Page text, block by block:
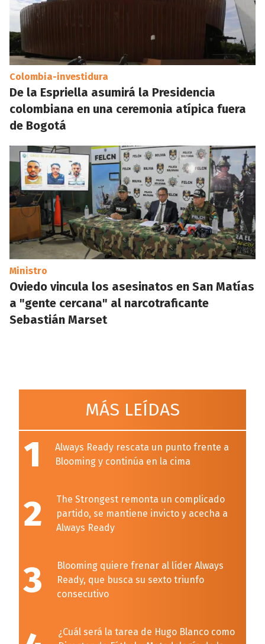
Colombia-investidura
De la Espriella asumirá la Presidencia
colombiana en una ceremonia atípica fuera
de Bogotá
Ministro
Oviedo vincula los asesinatos en San Matías
a "gente cercana" al narcotraficante
Sebastián Marset
MÁS LEÍDAS
1
Always Ready rescata un punto frente a
Blooming y continúa en la cima
2
The Strongest remonta un complicado
partido, se mantiene invicto y acecha a
Always Ready
3
Blooming quiere frenar al líder Always
Ready, que busca su sexto triunfo
consecutivo
¿Cuál será la tarea de Hugo Blanco como